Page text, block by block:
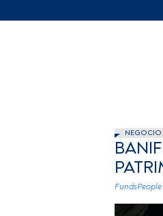
NEGOCIO
FundsPeople